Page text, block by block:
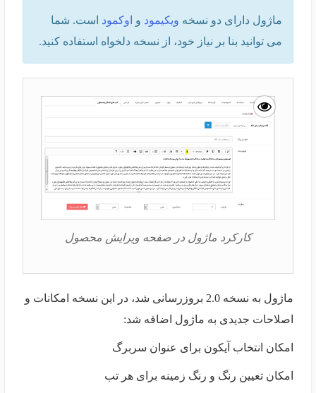
ماژول دارای دو نسخه ویکیمود و اوکمود است. شما
می توانید بنا بر نیاز خود، از نسخه دلخواه استفاده کنید.
کارکرد ماژول در صفحه ویرایش محصول
ماژول به نسخه 2.0 بروزرسانی شد، در این نسخه امکانات و
اصلاحات جدیدی به ماژول اضافه شد:
امکان انتخاب آیکون برای عنوان سربرگ
امکان تعیین رنگ و رنگ زمینه برای هر تب